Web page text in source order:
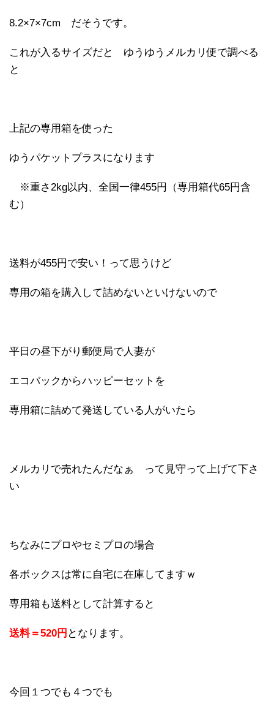
8.2×7×7cm だそうです。
これが入るサイズだと ゆうゆうメルカリ便で調べる
と
上記の専用箱を使った
ゆうパケットプラスになります
※重さ2kg以内、全国一律455円（専用箱代65円含
む）
送料が455円で安い！って思うけど
専用の箱を購入して詰めないといけないので
平日の昼下がり郵便局で人妻が
エコバックからハッピーセットを
専用箱に詰めて発送している人がいたら
メルカリで売れたんだなぁ って見守って上げて下さ
い
ちなみにプロやセミプロの場合
各ボックスは常に自宅に在庫してますｗ
専用箱も送料として計算すると
送料＝520円 となります。
今回１つでも４つでも